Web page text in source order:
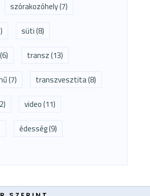
szórakozóhely(7)
süti(8)
(6) transz(13)
(7) transzvesztita(8)
video(11)
édesség(9)